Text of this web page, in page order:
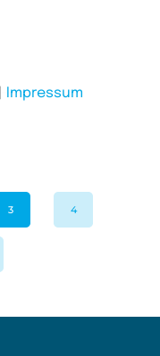
3 4
Impressum